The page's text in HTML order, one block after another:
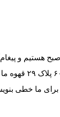
قهوه
برای ما خطی